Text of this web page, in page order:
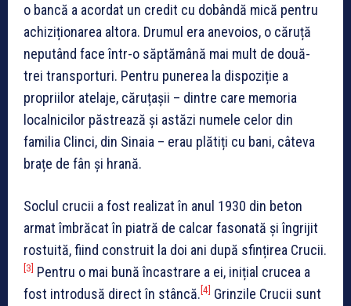
o bancă a acordat un credit cu dobândă mică pentru
achiziționarea altora. Drumul era anevoios, o căruță
neputând face într-o săptămână mai mult de două-
trei transporturi. Pentru punerea la dispoziție a
propriilor atelaje, căruțașii – dintre care memoria
localnicilor păstrează și astăzi numele celor din
familia Clinci, din Sinaia – erau plătiți cu bani, câteva
brațe de fân și hrană.
Soclul crucii a fost realizat în anul 1930 din beton
armat îmbrăcat în piatră de calcar fasonată și îngrijit
rostuită, fiind construit la doi ani după sfințirea Crucii.
[3] Pentru o mai bună încastrare a ei, inițial crucea a
fost introdusă direct în stâncă.[4] Grinzile Crucii sunt